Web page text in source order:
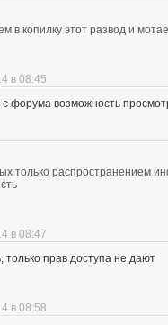
в копилку этот развод и
в 08:45
форума возможность
только распространением
в 08:47
только прав доступа не дают
в 08:58